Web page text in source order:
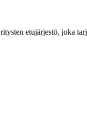
etujärjestö, joka